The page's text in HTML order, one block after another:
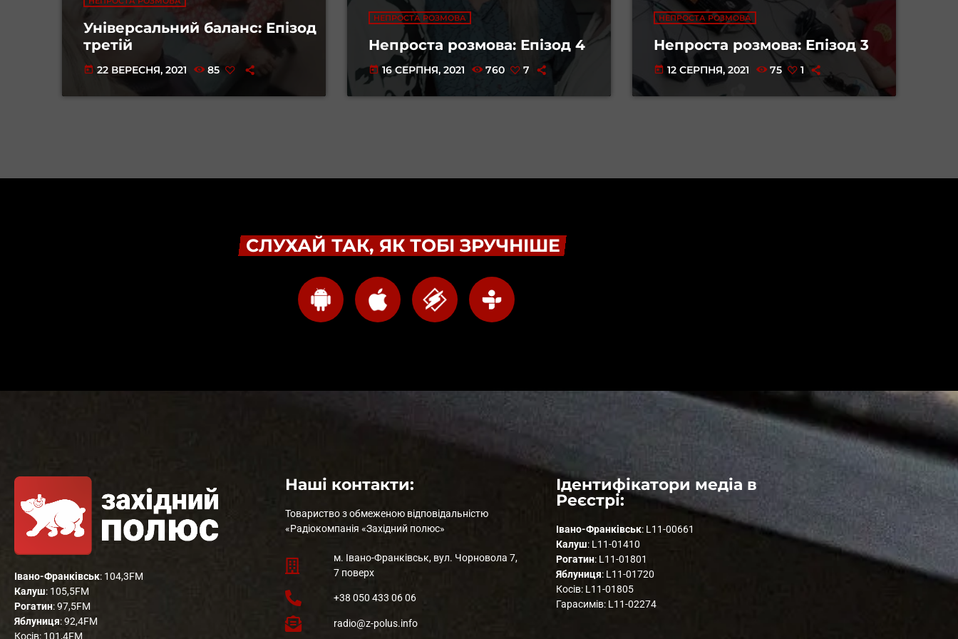
Універсальний баланс: Епізод
третій
today 22 ВЕРЕСНЯ, 2021 85
НЕПРОСТА РОЗМОВА
Непроста розмова: Епізод 4
today 16 СЕРПНЯ, 2021 760 7
НЕПРОСТА РОЗМОВА
Непроста розмова: Епізод 3
today 12 СЕРПНЯ, 2021 75 1
СЛУХАЙ ТАК, ЯК ТОБІ ЗРУЧНІШЕ
Івано-Франківськ: 104,3FM
Калуш: 105,5FM
Рогатин: 97,5FM
Яблуниця: 92,4FM
Косів: 101,4FM
Наші контакти:
Товариство з обмеженою відповідальністю
«Радіокомпанія «Західний полюс»
м. Івано-Франківськ, вул. Чорновола 7,
7 поверх
+38 050 433 06 06
radio@z-polus.info
Ідентифікатори медіа в
Реєстрі:
Івано-Франківськ: L11-00661
Калуш: L11-01410
Рогатин: L11-01801
Яблуниця: L11-01720
Косів: L11-01805
Гарасимів: L11-02274